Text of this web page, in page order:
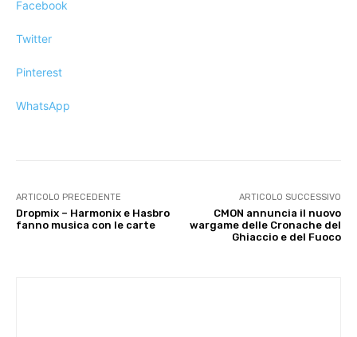
Facebook
Twitter
Pinterest
WhatsApp
ARTICOLO PRECEDENTE
Dropmix – Harmonix e Hasbro
fanno musica con le carte
ARTICOLO SUCCESSIVO
CMON annuncia il nuovo
wargame delle Cronache del
Ghiaccio e del Fuoco